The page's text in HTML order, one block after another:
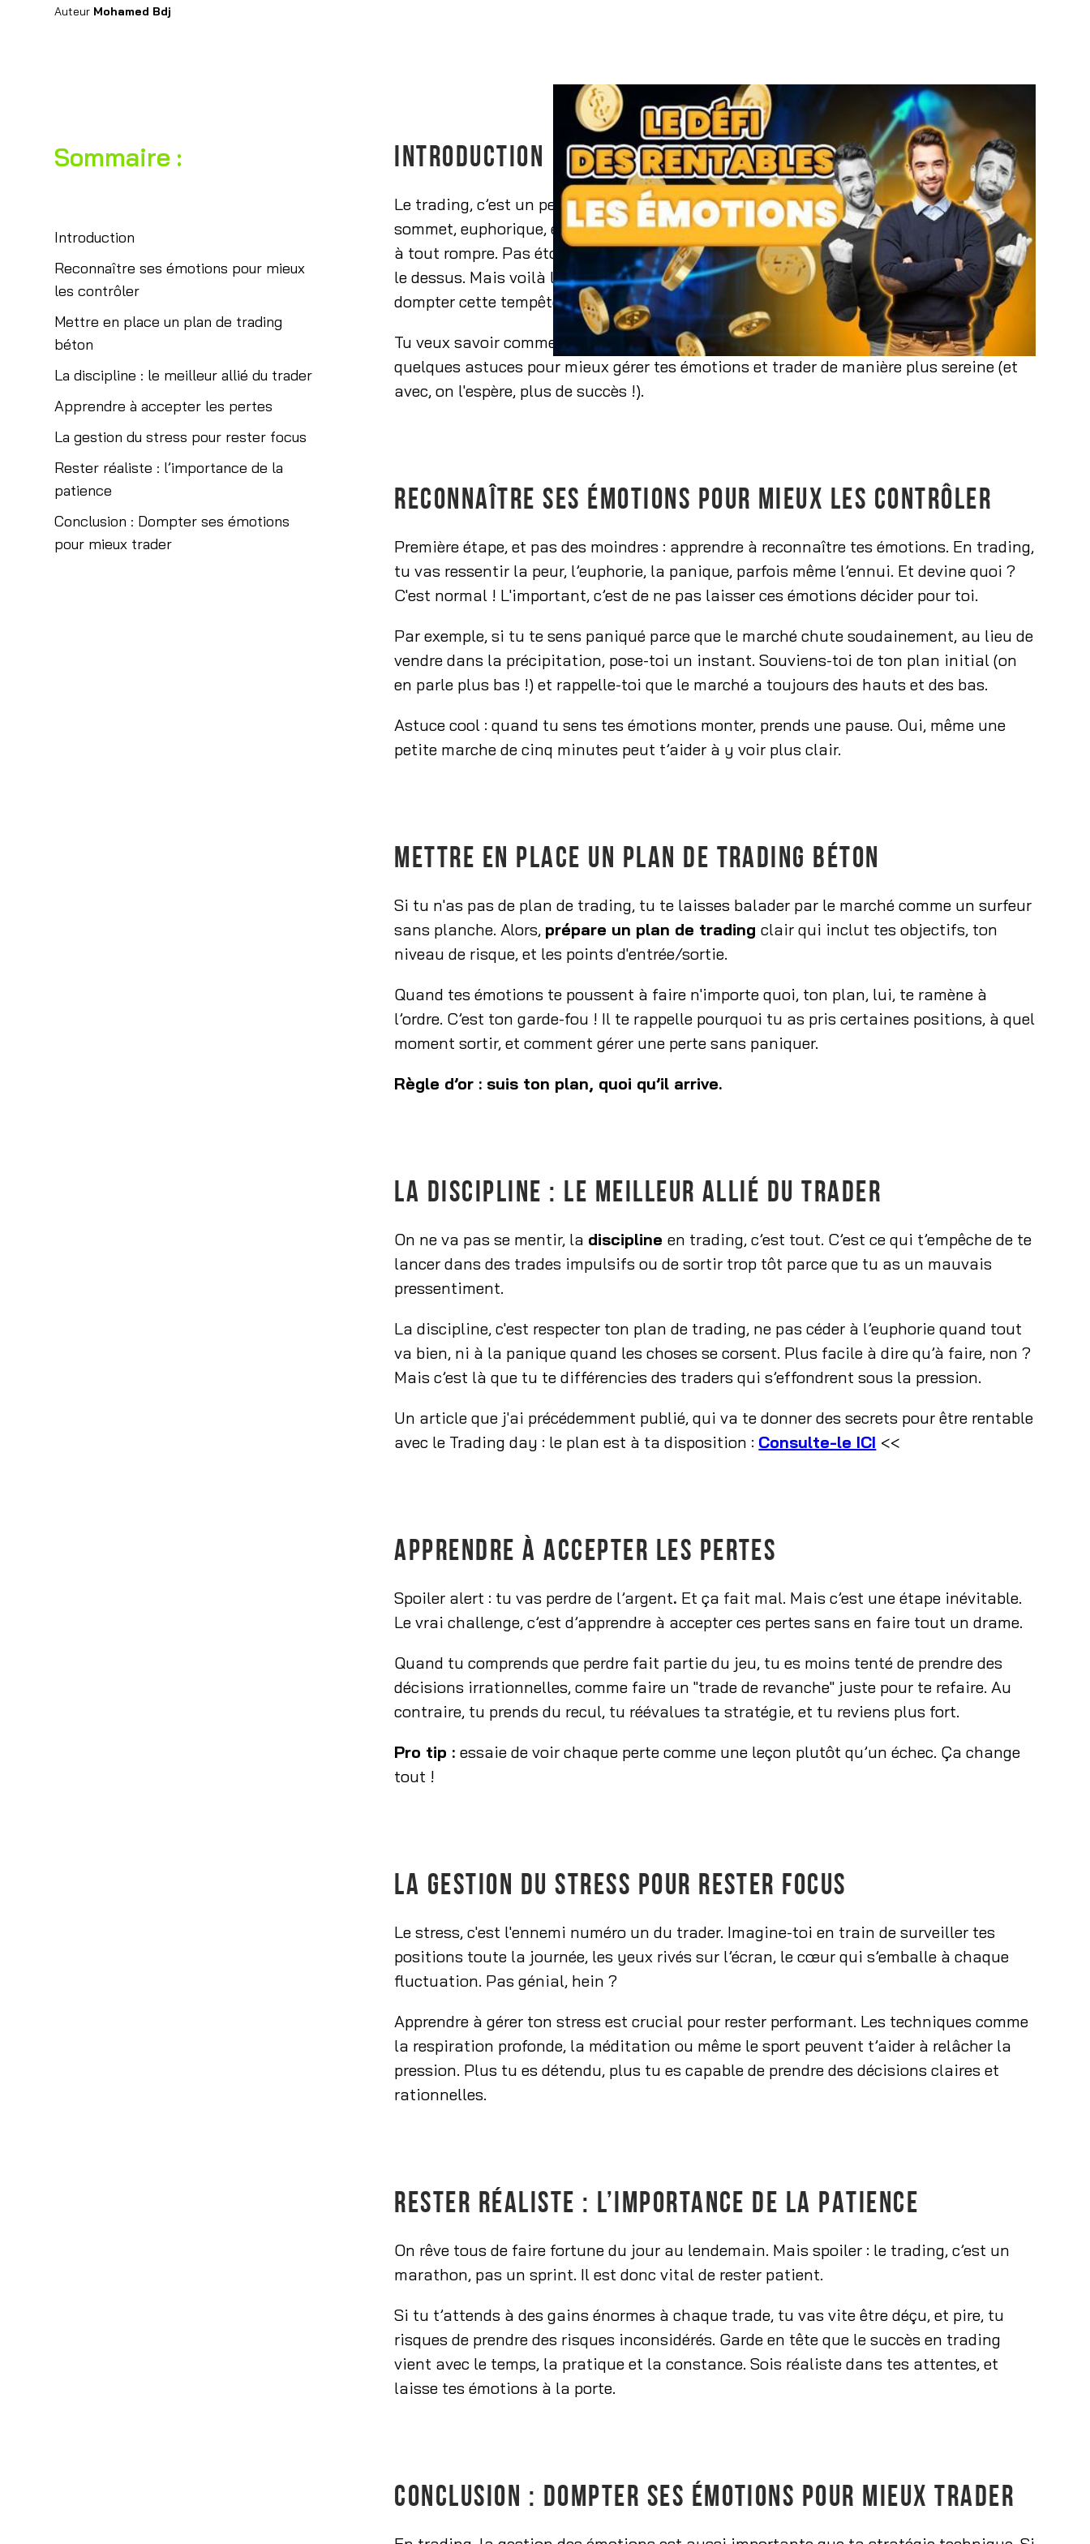
Auteur Mohamed Bdj
Sommaire :
Introduction
Reconnaître ses émotions pour mieux
les contrôler
Mettre en place un plan de trading
béton
La discipline : le meilleur allié du trader
Apprendre à accepter les pertes
La gestion du stress pour rester focus
Rester réaliste : l’importance de la
patience
Conclusion : Dompter ses émotions
pour mieux trader
INTRODUCTION
Le trading, c’est un peu comme une montagne russe : une minute tu flottes au
sommet, euphorique, et l’instant d’après, tu dégringoles à pleine vitesse, cœur battant
à tout rompre. Pas étonnant que beaucoup de traders laissent leurs émotions prendre
le dessus. Mais voilà le truc : si tu veux réussir dans ce domaine, il faut apprendre à
dompter cette tempête émotionnelle.
Tu veux savoir comment garder ton sang-froid quand les marchés te testent ? Voici
quelques astuces pour mieux gérer tes émotions et trader de manière plus sereine (et
avec, on l'espère, plus de succès !).
RECONNAÎTRE SES ÉMOTIONS POUR MIEUX LES CONTRÔLER
Première étape, et pas des moindres : apprendre à reconnaître tes émotions. En trading,
tu vas ressentir la peur, l’euphorie, la panique, parfois même l’ennui. Et devine quoi ?
C'est normal ! L'important, c’est de ne pas laisser ces émotions décider pour toi.
Par exemple, si tu te sens paniqué parce que le marché chute soudainement, au lieu de
vendre dans la précipitation, pose-toi un instant. Souviens-toi de ton plan initial (on
en parle plus bas !) et rappelle-toi que le marché a toujours des hauts et des bas.
Astuce cool : quand tu sens tes émotions monter, prends une pause. Oui, même une
petite marche de cinq minutes peut t’aider à y voir plus clair.
METTRE EN PLACE UN PLAN DE TRADING BÉTON
Si tu n'as pas de plan de trading, tu te laisses balader par le marché comme un surfeur
sans planche. Alors, prépare un plan de tradingclair qui inclut tes objectifs, ton
niveau de risque, et les points d'entrée/sortie.
Quand tes émotions te poussent à faire n'importe quoi, ton plan, lui, te ramène à
l’ordre. C’est ton garde-fou ! Il te rappelle pourquoi tu as pris certaines positions, à quel
moment sortir, et comment gérer une perte sans paniquer.
Règle d’or : suis ton plan, quoi qu’il arrive.
LA DISCIPLINE : LE MEILLEUR ALLIÉ DU TRADER
On ne va pas se mentir, la disciplineen trading, c’est tout. C’est ce qui t’empêche de te
lancer dans des trades impulsifs ou de sortir trop tôt parce que tu as un mauvais
pressentiment.
La discipline, c'est respecter ton plan de trading, ne pas céder à l’euphorie quand tout
va bien, ni à la panique quand les choses se corsent. Plus facile à dire qu’à faire, non ?
Mais c’est là que tu te différencies des traders qui s’effondrent sous la pression.
Un article que j'ai précédemment publié, qui va te donner des secrets pour être rentable
avec le Trading day : le plan est à ta disposition : Consulte-le ICI <<
APPRENDRE À ACCEPTER LES PERTES
Spoiler alert : tu vas perdre de l’argent. Et ça fait mal. Mais c’est une étape inévitable.
Le vrai challenge, c’est d’apprendre à accepter ces pertes sans en faire tout un drame.
Quand tu comprends que perdre fait partie du jeu, tu es moins tenté de prendre des
décisions irrationnelles, comme faire un "trade de revanche" juste pour te refaire. Au
contraire, tu prends du recul, tu réévalues ta stratégie, et tu reviens plus fort.
Pro tip :essaie de voir chaque perte comme une leçon plutôt qu’un échec. Ça change
tout !
LA GESTION DU STRESS POUR RESTER FOCUS
Le stress, c'est l'ennemi numéro un du trader. Imagine-toi en train de surveiller tes
positions toute la journée, les yeux rivés sur l’écran, le cœur qui s’emballe à chaque
fluctuation. Pas génial, hein ?
Apprendre à gérer ton stress est crucial pour rester performant. Les techniques comme
la respiration profonde, la méditation ou même le sport peuvent t’aider à relâcher la
pression. Plus tu es détendu, plus tu es capable de prendre des décisions claires et
rationnelles.
RESTER RÉALISTE : L’IMPORTANCE DE LA PATIENCE
On rêve tous de faire fortune du jour au lendemain. Mais spoiler : le trading, c’est un
marathon, pas un sprint. Il est donc vital de rester patient.
Si tu t’attends à des gains énormes à chaque trade, tu vas vite être déçu, et pire, tu
risques de prendre des risques inconsidérés. Garde en tête que le succès en trading
vient avec le temps, la pratique et la constance. Sois réaliste dans tes attentes, et
laisse tes émotions à la porte.
CONCLUSION : DOMPTER SES ÉMOTIONS POUR MIEUX TRADER